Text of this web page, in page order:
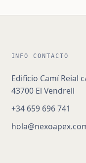
INFO CONTACTO
Edificio Camí Reial
43700 El Vendrell
+34 659 696 741